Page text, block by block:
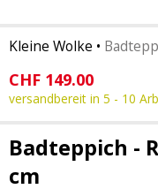
Kleine Wolke •
CHF 149.00
versandbereit in 5 - 10
Badteppich -
cm